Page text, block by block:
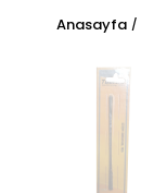
Anasayfa